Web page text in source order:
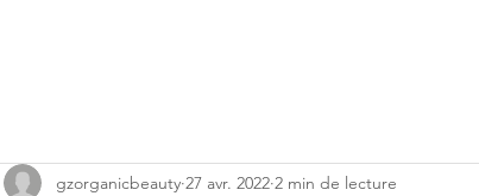
gzorganicbeauty 27 avr. 2022 2 min de lecture